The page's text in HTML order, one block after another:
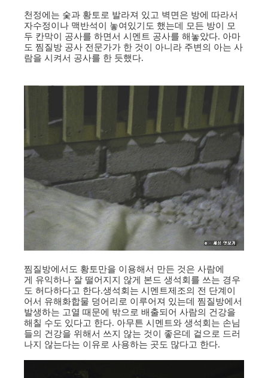
천정에는 숯과 황토로 발라져 있고 벽면은 방에 따라서
자수정이나 맥반석이 놓여있기도 했는데 모든 방이 모
두 칸막이 공사를 하면서 시멘트 공사를 해놓았다. 아마
도 찜질방 공사 전문가가 한 것이 아니라 주변의 아는 사
람을 시켜서 공사를 한 듯했다.
찜질방에서도 황토만을 이용해서 만든 것은 사람에
게 유익하나 잘 떨어지지 않게 본드 생석회를 쓰는 경우
도 허다하다고 한다.생석회는 시멘트제조의 전 단계이
어서 유해화합물 덩어리로 이루어져 있는데 찜질방에서
발생하는 고열 때문에 밖으로 배출되어 사람의 건강을
해칠 수도 있다고 한다. 아무튼 시멘트와 생석회는 손님
들의 건강을 위해서 쓰지 않는 것이 좋은데 겉으로 드러
나지 않는다는 이유로 사용하는 곳도 많다고 한다.